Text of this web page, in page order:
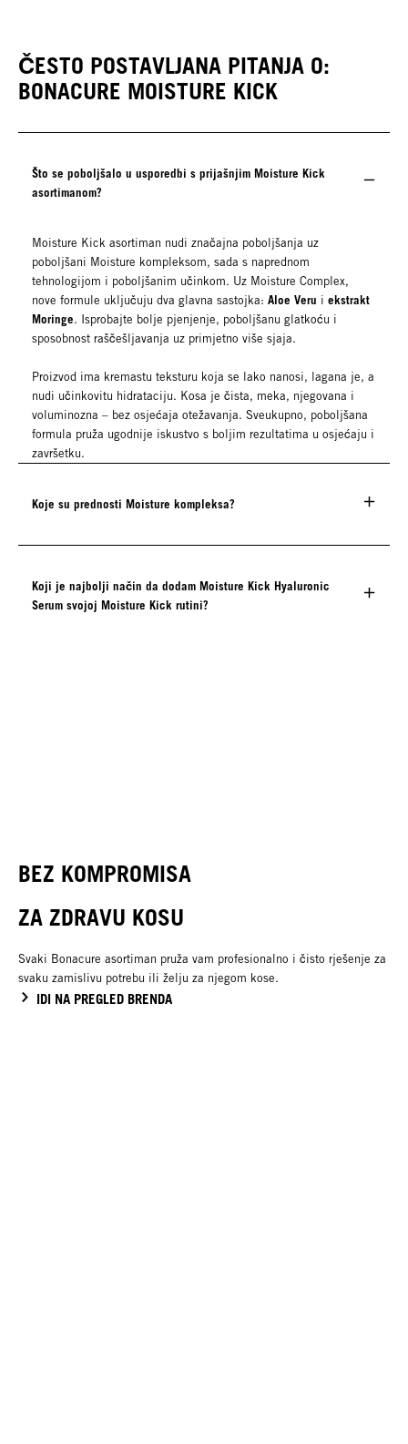
kosu s hidratizirajućim,
regeneratorom u spreju od
kovrčavu kosu? Otkrijte
masku, dubinski, a opet
trenutna hidratacija? Otkrijte
iznimno lagani i brzo
ČESTO POSTAVLJANA PITANJA O:
BONACURE MOISTURE KICK
Što se poboljšalo u usporedbi s prijašnjim Moisture Kick
asortimanom?
Moisture Kick asortiman nudi značajna poboljšanja uz
poboljšani Moisture kompleksom, sada s naprednom
tehnologijom i poboljšanim učinkom. Uz Moisture Complex,
nove formule uključuju dva glavna sastojka: Aloe Veru i ekstrakt
Moringe. Isprobajte bolje pjenjenje, poboljšanu glatkoću i
sposobnost raščešljavanja uz primjetno više sjaja.
Proizvod ima kremastu teksturu koja se lako nanosi, lagana je, a
nudi učinkovitu hidrataciju. Kosa je čista, meka, njegovana i
voluminozna – bez osjećaja otežavanja. Sveukupno, poboljšana
formula pruža ugodnije iskustvo s boljim rezultatima u osjećaju i
završetku.
Koje su prednosti Moisture kompleksa?
Koji je najbolji način da dodam Moisture Kick Hyaluronic
Serum svojoj Moisture Kick rutini?
BEZ KOMPROMISA
ZA ZDRAVU KOSU
Svaki Bonacure asortiman pruža vam profesionalno i čisto rješenje za
svaku zamislivu potrebu ili želju za njegom kose.
IDI NA PREGLED BRENDA